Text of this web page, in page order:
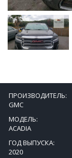
ПРОИЗВОДИТЕЛЬ:
GMC
МОДЕЛЬ:
ACADIA
ГОД ВЫПУСКА:
2020